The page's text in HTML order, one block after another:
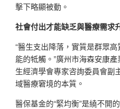
擊下略顯被動。
社會付出才能缺乏與醫療需求
“醫生支出降落，實質是群眾
能的牴觸。”廣州市海森安康
生經濟學會專家咨詢委員會副
域醫療窘境的本質。
醫保基金的“緊均衡”是繞不開